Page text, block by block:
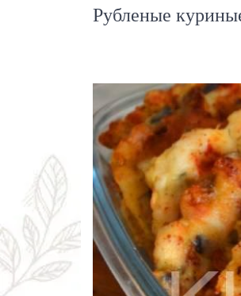
Рубленые